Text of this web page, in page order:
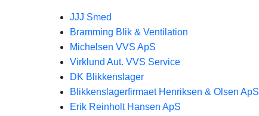
JJJ Smed
Bramming Blik & Ventilation
Michelsen VVS ApS
Virklund Aut. VVS Service
DK Blikkenslager
Blikkenslagerfirmaet Henriksen & Olsen ApS
Erik Reinholt Hansen ApS